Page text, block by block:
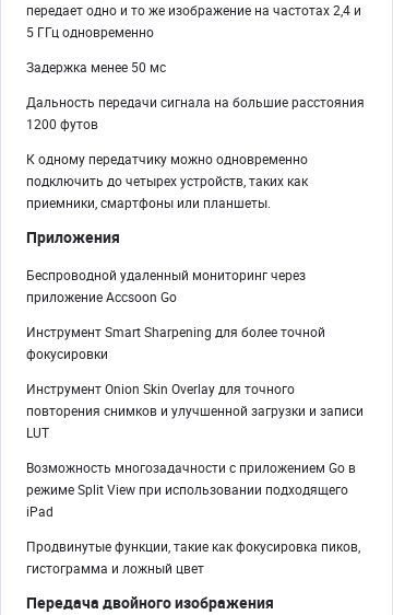
передает одно и то же изображение на частотах 2,4 и
5 ГГц одновременно
Задержка менее 50 мс
Дальность передачи сигнала на большие расстояния
1200 футов
К одному передатчику можно одновременно
подключить до четырех устройств, таких как
приемники, смартфоны или планшеты.
Приложения
Беспроводной удаленный мониторинг через
приложение Accsoon Go
Инструмент Smart Sharpening для более точной
фокусировки
Инструмент Onion Skin Overlay для точного
повторения снимков и улучшенной загрузки и записи
LUT
Возможность многозадачности с приложением Go в
режиме Split View при использовании подходящего
iPad
Продвинутые функции, такие как фокусировка пиков,
гистограмма и ложный цвет
Передача двойного изображения